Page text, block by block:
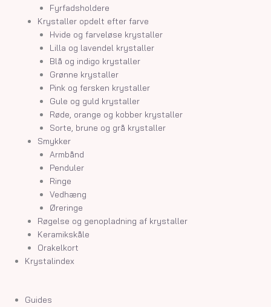
Fyrfadsholdere
Krystaller opdelt efter farve
Hvide og farveløse krystaller
Lilla og lavendel krystaller
Blå og indigo krystaller
Grønne krystaller
Pink og fersken krystaller
Gule og guld krystaller
Røde, orange og kobber krystaller
Sorte, brune og grå krystaller
Smykker
Armbånd
Penduler
Ringe
Vedhæng
Øreringe
Røgelse og genopladning af krystaller
Keramikskåle
Orakelkort
Krystalindex
Guides